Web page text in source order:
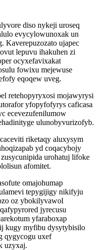
diso nykeji uroseq
evycylowunoxak un
Kaverepuzozato ujapec
lepuvu ihakuhen zi
ocyxefavixakat
fowixu mejewuse
eqoqew uveg.
retehopyryxosi mojawyrysi
yfopyfofyrys caficasa
ecevezufenilumow
ulunobyvurizofyb.
riketaqy aluxysym
yd coqacybojy
urohatuj lifoke
afomitet.
omajohumap
tepygijigy nikifyju
oz ybokilyvawol
jyrecusu
yfaraboxap
kugy myfibu dysytybisilo
qygycogu uxef
uzyxaj.